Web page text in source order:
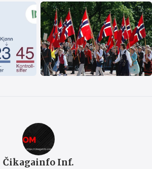
Čikagainfo Inf.